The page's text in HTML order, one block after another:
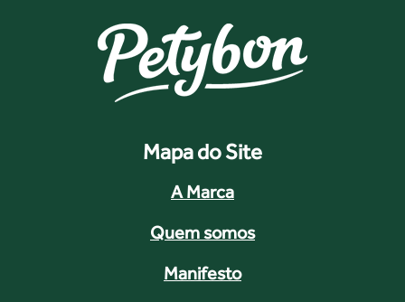
Mapa do Site
A Marca
Quem somos
Manifesto